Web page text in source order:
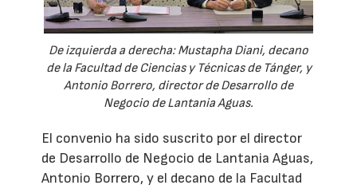
De izquierda a derecha: Mustapha Diani, decano
de la Facultad de Ciencias y Técnicas de Tánger, y
Antonio Borrero, director de Desarrollo de
Negocio de Lantania Aguas.
El convenio ha sido suscrito por el director
de Desarrollo de Negocio de Lantania Aguas,
Antonio Borrero, y el decano de la Facultad